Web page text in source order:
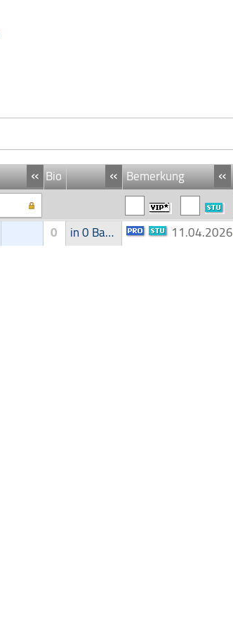
« Bio « «
Bemerkung
0 in 0 Band 11.04.2026